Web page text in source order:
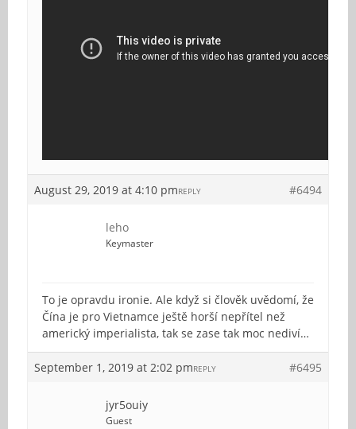
August 29, 2019 at 4:10 pm #6494
REPLY
leho
Keymaster
To je opravdu ironie. Ale když si člověk uvědomí, že
Čína je pro Vietnamce ještě horší nepřítel než
americký imperialista, tak se zase tak moc nediví…
September 1, 2019 at 2:02 pm #6495
REPLY
jyr5ouiy
Guest